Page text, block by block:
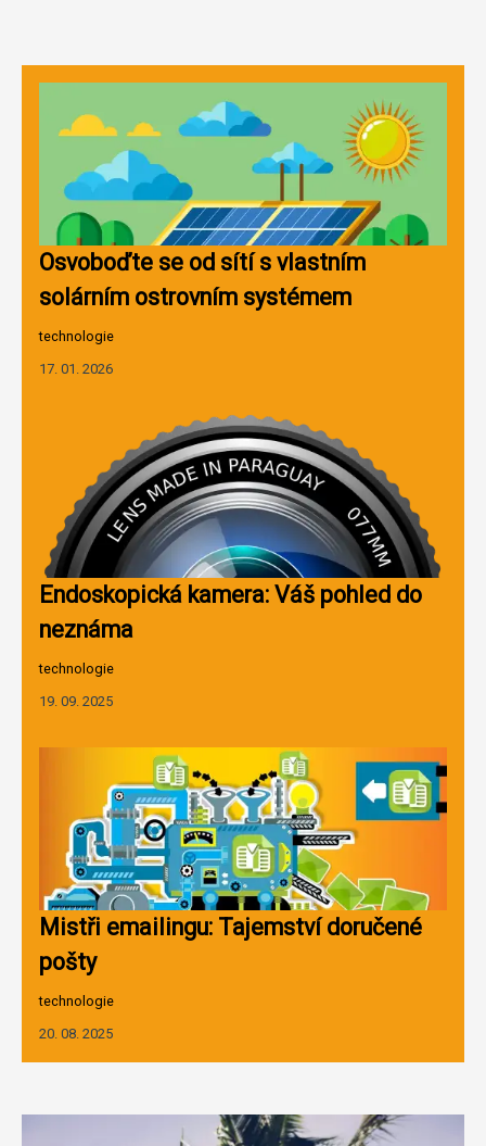
Osvoboďte se od sítí s vlastním
solárním ostrovním systémem
technologie
17. 01. 2026
Endoskopická kamera: Váš pohled do
neznáma
technologie
19. 09. 2025
Mistři emailingu: Tajemství doručené
pošty
technologie
20. 08. 2025